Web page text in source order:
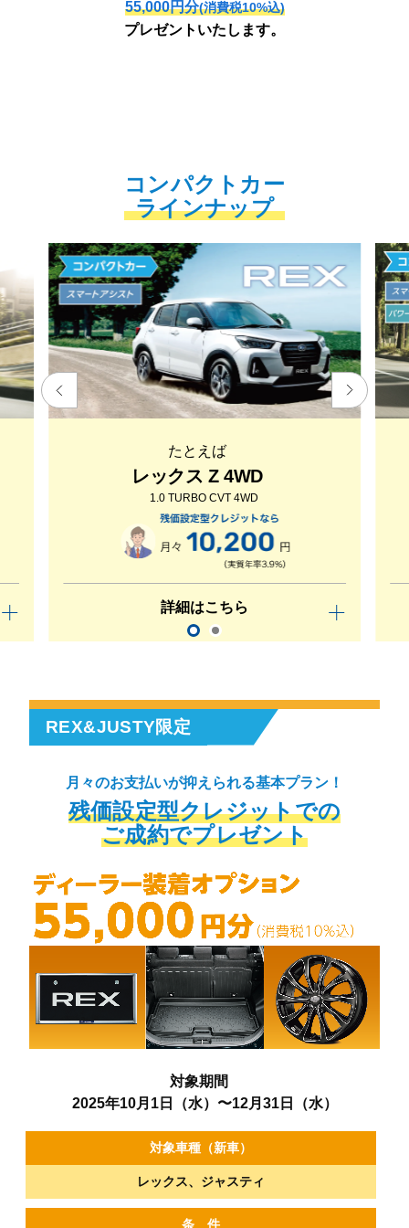
55,000円分(消費税10%込)
プレゼントいたします。
コンパクトカー
ラインナップ
たとえば
レックス Z 4WD
1.0 TURBO CVT 4WD
詳細はこちら
REX&JUSTY限定
月々のお支払いが抑えられる基本プラン！
残価設定型クレジットでの
ご成約でプレゼント
対象期間
2025年10月1日（水）〜12月31日（水）
対象車種（新車）
レックス、ジャスティ
条 件